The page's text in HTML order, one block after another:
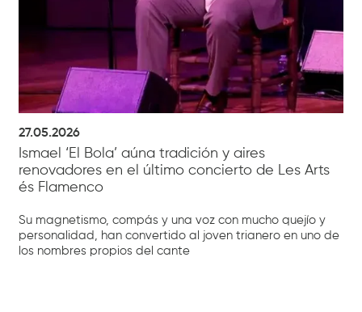
27.05.2026
Ismael ‘El Bola’ aúna tradición y aires
renovadores en el último concierto de Les Arts
és Flamenco
Su magnetismo, compás y una voz con mucho quejío y
personalidad, han convertido al joven trianero en uno de
los nombres propios del cante